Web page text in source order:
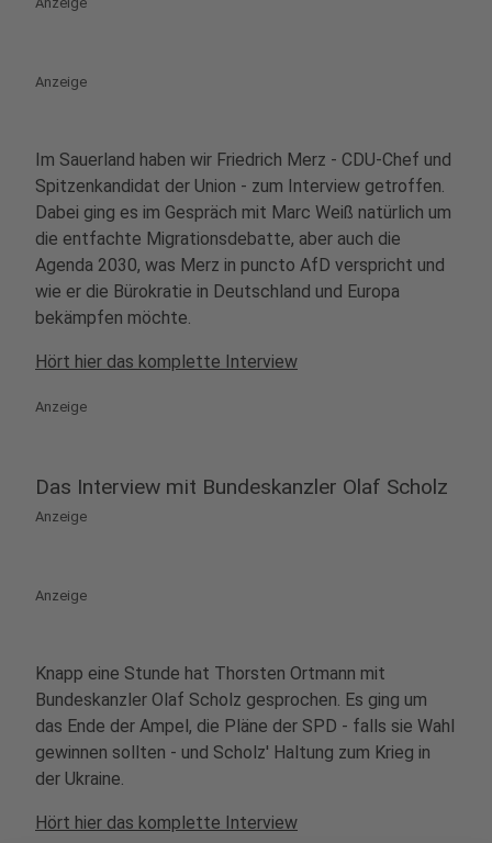
Anzeige
Im Sauerland haben wir Friedrich Merz - CDU-Chef und
Spitzenkandidat der Union - zum Interview getroffen.
Dabei ging es im Gespräch mit Marc Weiß natürlich um
die entfachte Migrationsdebatte, aber auch die
Agenda 2030, was Merz in puncto AfD verspricht und
wie er die Bürokratie in Deutschland und Europa
bekämpfen möchte.
Hört hier das komplette Interview
Anzeige
Das Interview mit Bundeskanzler Olaf Scholz
Anzeige
Anzeige
Knapp eine Stunde hat Thorsten Ortmann mit
Bundeskanzler Olaf Scholz gesprochen. Es ging um
das Ende der Ampel, die Pläne der SPD - falls sie Wahl
gewinnen sollten - und Scholz' Haltung zum Krieg in
der Ukraine.
Hört hier das komplette Interview